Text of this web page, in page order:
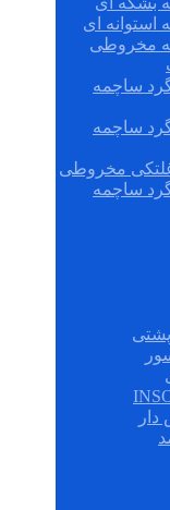
ای
مخروطی
ساچمه
ساچمه
غلتکی مخروطی
ساچمه